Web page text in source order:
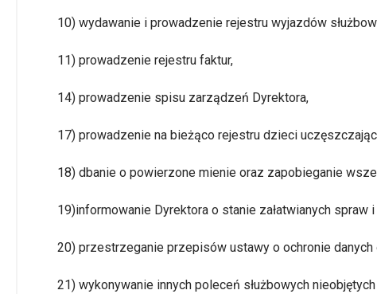
10) wydawanie i prowadzenie rejestru wyjazdów
11) prowadzenie rejestru faktur,
14) prowadzenie spisu zarządzeń Dyrektora,
17) prowadzenie na bieżąco rejestru dzieci
18) dbanie o powierzone mienie oraz zapobieganie
19)informowanie Dyrektora o stanie załatwianych spraw
20) przestrzeganie przepisów ustawy o ochronie danych
21) wykonywanie innych poleceń służbowych